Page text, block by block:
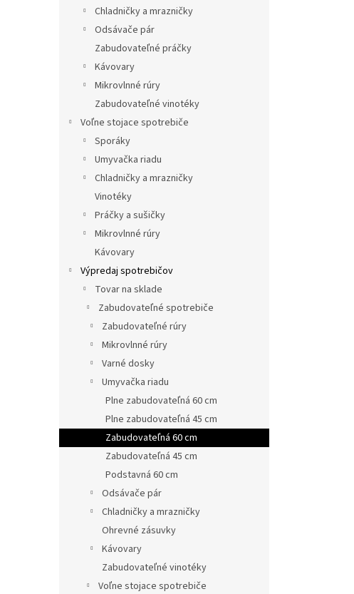
Chladničky a mrazničky
Odsávače pár
Zabudovateľné práčky
Kávovary
Mikrovlnné rúry
Zabudovateľné vinotéky
Voľne stojace spotrebiče
Sporáky
Umyvačka riadu
Chladničky a mrazničky
Vinotéky
Práčky a sušičky
Mikrovlnné rúry
Kávovary
Výpredaj spotrebičov
Tovar na sklade
Zabudovateľné spotrebiče
Zabudovateľné rúry
Mikrovlnné rúry
Varné dosky
Umyvačka riadu
Plne zabudovateľná 60 cm
Plne zabudovateľná 45 cm
Zabudovateľná 60 cm
Zabudovateľná 45 cm
Podstavná 60 cm
Odsávače pár
Chladničky a mrazničky
Ohrevné zásuvky
Kávovary
Zabudovateľné vinotéky
Voľne stojace spotrebiče